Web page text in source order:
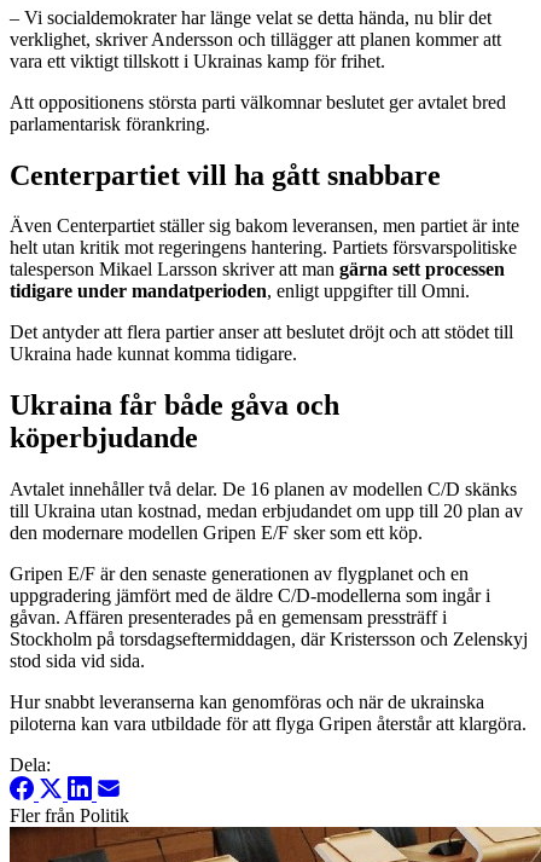
– Vi socialdemokrater har länge velat se detta hända, nu blir det
verklighet, skriver Andersson och tillägger att planen kommer att
vara ett viktigt tillskott i Ukrainas kamp för frihet.
Att oppositionens största parti välkomnar beslutet ger avtalet bred
parlamentarisk förankring.
Centerpartiet vill ha gått snabbare
Även Centerpartiet ställer sig bakom leveransen, men partiet är inte
helt utan kritik mot regeringens hantering. Partiets försvarspolitiske
talesperson Mikael Larsson skriver att man gärna sett processen
tidigare under mandatperioden, enligt uppgifter till Omni.
Det antyder att flera partier anser att beslutet dröjt och att stödet till
Ukraina hade kunnat komma tidigare.
Ukraina får både gåva och
köperbjudande
Avtalet innehåller två delar. De 16 planen av modellen C/D skänks
till Ukraina utan kostnad, medan erbjudandet om upp till 20 plan av
den modernare modellen Gripen E/F sker som ett köp.
Gripen E/F är den senaste generationen av flygplanet och en
uppgradering jämfört med de äldre C/D-modellerna som ingår i
gåvan. Affären presenterades på en gemensam pressträff i
Stockholm på torsdagseftermiddagen, där Kristersson och Zelenskyj
stod sida vid sida.
Hur snabbt leveranserna kan genomföras och när de ukrainska
piloterna kan vara utbildade för att flyga Gripen återstår att klargöra.
Dela:
Fler från Politik